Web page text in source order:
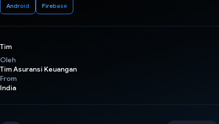
Android Firebase
Tim
Oleh
Tim Asuransi Keuangan
From
India